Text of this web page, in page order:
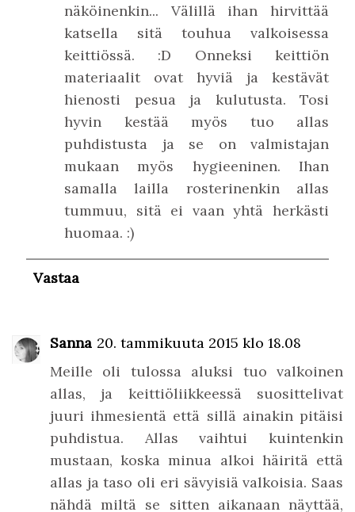
näköinenkin... Välillä ihan hirvittää
katsella sitä touhua valkoisessa
keittiössä. :D Onneksi keittiön
materiaalit ovat hyviä ja kestävät
hienosti pesua ja kulutusta. Tosi
hyvin kestää myös tuo allas
puhdistusta ja se on valmistajan
mukaan myös hygieeninen. Ihan
samalla lailla rosterinenkin allas
tummuu, sitä ei vaan yhtä herkästi
huomaa. :)
Vastaa
Sanna 20. tammikuuta 2015 klo 18.08
Meille oli tulossa aluksi tuo valkoinen
allas, ja keittiöliikkeessä suosittelivat
juuri ihmesientä että sillä ainakin pitäisi
puhdistua. Allas vaihtui kuintenkin
mustaan, koska minua alkoi häiritä että
allas ja taso oli eri sävyisiä valkoisia. Saas
nähdä miltä se sitten aikanaan näyttää,